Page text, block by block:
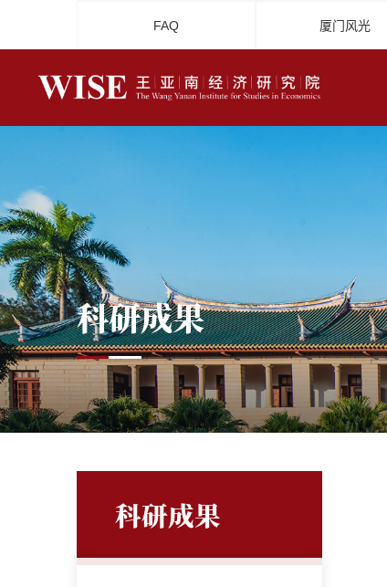
FAQ 厦门风光
科研成果
科研成果